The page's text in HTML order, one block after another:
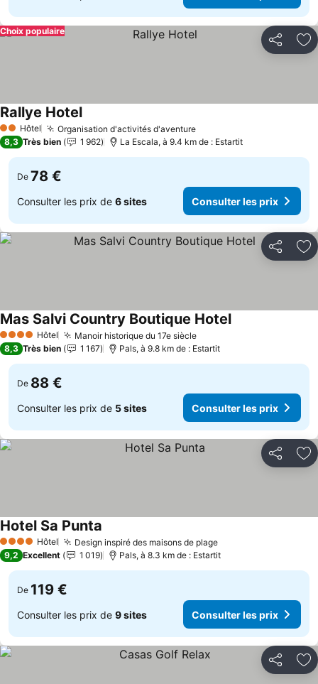
Partager
Choix populaire
2 Étoiles
Hôtel Organisation d'activités d'aventureConsulter les prix
Rallye HotelConsulter les prix
8,3 Très bien 1 962 La Escala, à 9.4 km de : Estartit
De 78 €
Consulter les prix de 6 sites Consulter les prix
Partager
4 Étoiles Hôtel Manoir historique du 17e siècleConsulter les prix
Mas Salvi Country Boutique HotelConsulter les
8,3 Très bien 1 167 Pals, à 9.8 km de : Estartit
De 88 €
Consulter les prix de 5 sites Consulter les prix
Partager
4 Étoiles Hôtel Design inspiré des maisons de plageConsulter les prix
Hotel Sa Punta
9,2 Excellent 1 019 Pals, à 8.3 km de : Estartit
De 119 €
Consulter les prix de 9 sites Consulter les prix
Partager